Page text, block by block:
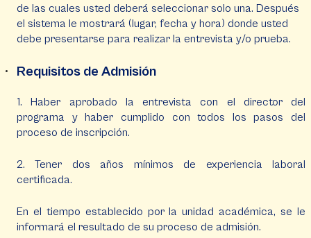
de las cuales usted deberá seleccionar solo una. Después
el sistema le mostrará (lugar, fecha y hora) donde usted
debe presentarse para realizar la entrevista y/o prueba.
Requisitos de Admisión
1. Haber aprobado la entrevista con el director del
programa y haber cumplido con todos los pasos del
proceso de inscripción.
2. Tener dos años mínimos de experiencia laboral
certificada.
En el tiempo establecido por la unidad académica, se le
informará el resultado de su proceso de admisión.